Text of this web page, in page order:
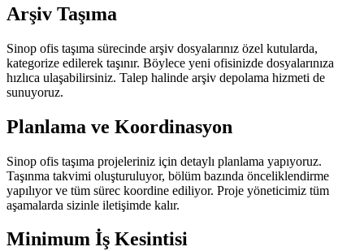
Arşiv Taşıma
Sinop ofis taşıma sürecinde arşiv dosyalarınız özel kutularda,
kategorize edilerek taşınır. Böylece yeni ofisinizde dosyalarınıza
hızlıca ulaşabilirsiniz. Talep halinde arşiv depolama hizmeti de
sunuyoruz.
Planlama ve Koordinasyon
Sinop ofis taşıma projeleriniz için detaylı planlama yapıyoruz.
Taşınma takvimi oluşturuluyor, bölüm bazında önceliklendirme
yapılıyor ve tüm sürec koordine ediliyor. Proje yöneticimiz tüm
aşamalarda sizinle iletişimde kalır.
Minimum İş Kesintisi